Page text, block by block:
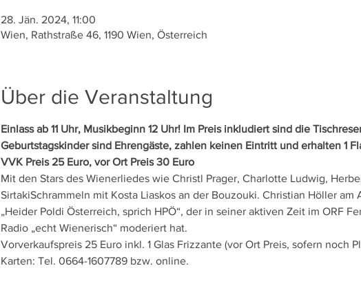
28. Jän. 2024, 11:00
Wien, Rathstraße 46, 1190 Wien, Österreich
Über die Veranstaltung
Einlass ab 11 Uhr, Musikbeginn 12 Uhr! Im Preis inkludiert sind die
Geburtstagskinder sind Ehrengäste, zahlen keinen Eintritt und erhalten 1
VVK Preis 25 Euro, vor Ort Preis 30 Euro
Mit den Stars des Wienerliedes wie Christl Prager, Charlotte Ludwig,
SirtakiSchrammeln mit Kosta Liaskos an der Bouzouki. Christian Höller
„Heider Poldi Österreich, sprich HPÖ“, der in seiner aktiven Zeit im ORF
Radio „echt Wienerisch“ moderiert hat.
Vorverkaufspreis 25 Euro inkl. 1 Glas Frizzante (vor Ort Preis, sofern noch
Karten: Tel. 0664-1607789 bzw. online.